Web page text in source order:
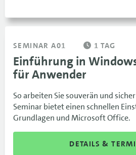
SEMINAR A01 1 TAG
Einführung in
für Anwender
So arbeiten Sie souverän und
Seminar bietet einen schnellen
Grundlagen und Microsoft Office.
DETAILS &